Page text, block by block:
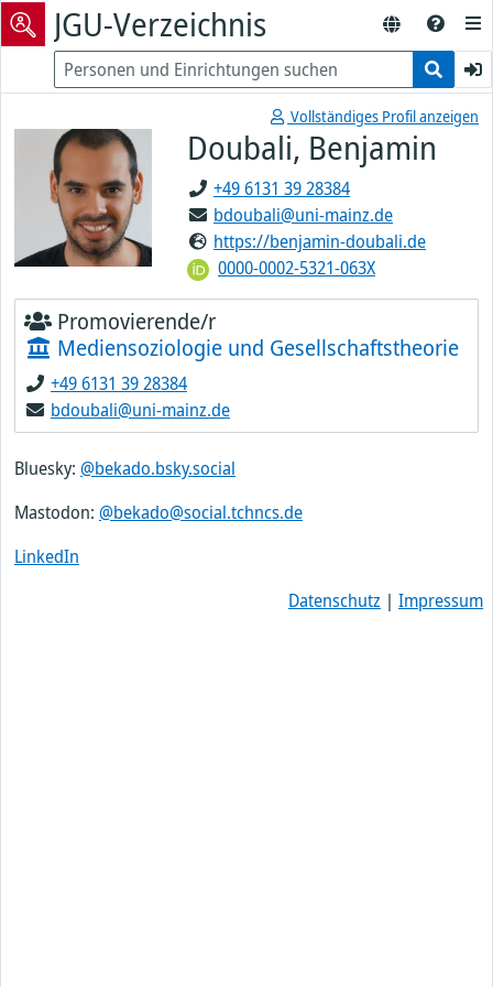
JGU-Verzeichnis
Vollständiges Profil anzeigen
Doubali, Benjamin
+49 6131 39 28384
bdoubali@uni-mainz.de
https://benjamin-doubali.de
0000-0002-5321-063X
Promovierende/r
Mediensoziologie und Gesellschaftstheorie
+49 6131 39 28384
bdoubali@uni-mainz.de
Bluesky: @bekado.bsky.social
Mastodon: @bekado@social.tchncs.de
LinkedIn
Datenschutz | Impressum